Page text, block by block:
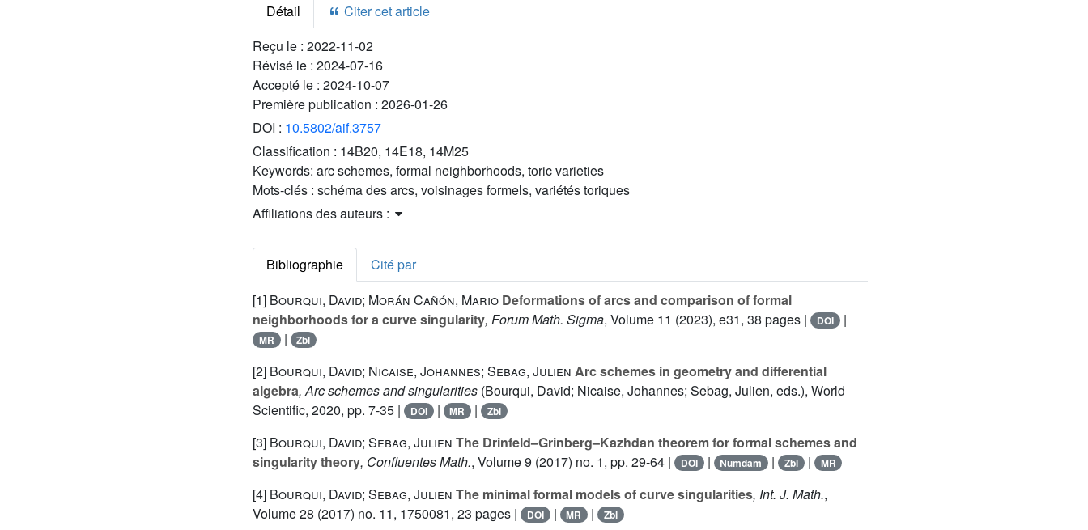
Détail
Citer cet article
Reçu le : 2022-11-02
Révisé le : 2024-07-16
Accepté le : 2024-10-07
Première publication : 2026-01-26
DOI : 10.5802/aif.3757
Classification : 14B20, 14E18, 14M25
Keywords: arc schemes, formal neighborhoods, toric varieties
Mots-clés : schéma des arcs, voisinages formels, variétés toriques
Affiliations des auteurs :
Bibliographie
Cité par
[1] Bourqui, David; Morán Cañón, Mario Deformations of arcs and comparison of formal
neighborhoods for a curve singularity, Forum Math. Sigma, Volume 11 (2023), e31, 38 pages | DOI |
MR | Zbl
[2] Bourqui, David; Nicaise, Johannes; Sebag, Julien Arc schemes in geometry and differential
algebra, Arc schemes and singularities (Bourqui, David; Nicaise, Johannes; Sebag, Julien, eds.), World
Scientific, 2020, pp. 7-35 |
DOI | MR | Zbl
[3] Bourqui, David; Sebag, Julien The Drinfeld–Grinberg–Kazhdan theorem for formal schemes and
singularity theory, Confluentes Math., Volume 9 (2017) no. 1, pp. 29-64 | DOI | Numdam | Zbl | MR
[4] Bourqui, David; Sebag, Julien The minimal formal models of curve singularities, Int. J. Math.,
Volume 28 (2017) no. 11, 1750081, 23 pages | DOI | MR | Zbl